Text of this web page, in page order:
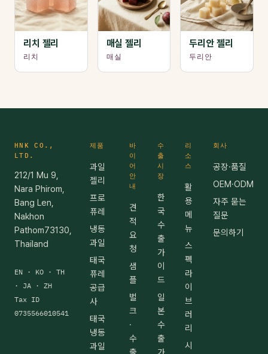
리치 젤리
리치
매실 젤리
매실
두리안 젤리
두리안
HNK CO.,
LTD.
212/1 Mu 9,
Nara Phirom,
Bang Len,
Nakhon
Pathom73130,
Thailand
EN · KO · TH
· JA · ZH
Tax ID
0735566010541
제품
과일
젤리
프로
퓨레
냉동
과일
태국
퓨레
공급
사
태국
냉동
과일
바
이
어
안
내
견
적
요
청
샘
플
벌
크
·
수
출
수
출
시
장
한
국
수
출
가
이
드
일
본
수
출
가
리
소
스
활
용
메
뉴
스
펙
라
이
브
러
리
시
회사
공장·품질
OEM·ODM
자주 묻는
질문
문의하기